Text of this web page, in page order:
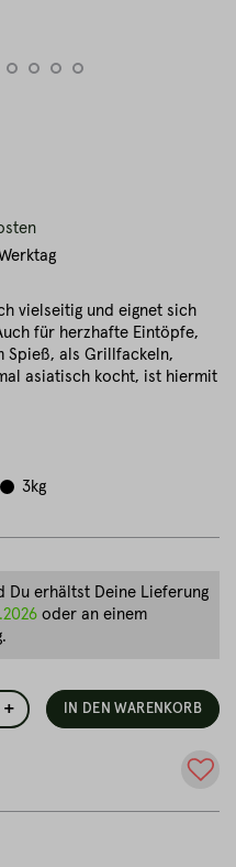
vielseitig und eignet sich
für herzhafte Eintöpfe,
Spieß, als Grillfackeln,
asiatisch kocht, ist hiermit
3kg
+ IN DEN WARENKORB
Du erhältst Deine Lieferung
oder an einem